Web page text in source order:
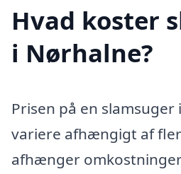
Hvad koster
i Nørhalne?
Prisen på en
variere afhængigt af
afhænger